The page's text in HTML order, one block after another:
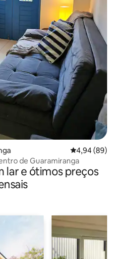
4,94 de uma
4,94 (89)
de Guaramiranga
lar e ótimos preços